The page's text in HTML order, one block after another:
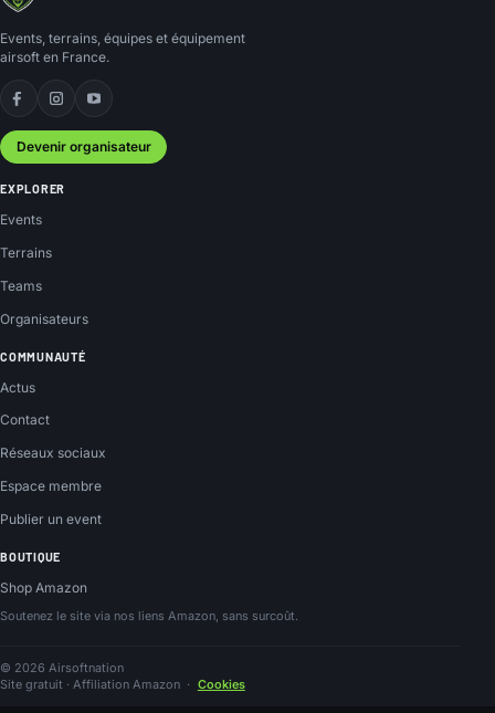
Events, terrains, équipes et équipement
airsoft en France.
Facebook
Instagram
YouTube
Devenir organisateur
EXPLORER
Events
Terrains
Teams
Organisateurs
COMMUNAUTÉ
Actus
Contact
Réseaux sociaux
Espace membre
Publier un event
BOUTIQUE
Shop Amazon
Soutenez le site via nos liens Amazon, sans surcoût.
© 2026 Airsoftnation
Site gratuit · Affiliation Amazon · Cookies